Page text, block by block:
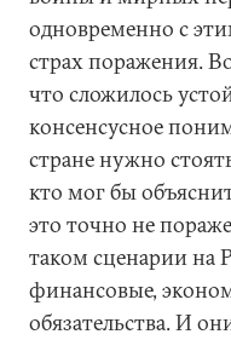
одновременно с
страх поражения.
что сложилось
консенсусное
стране нужно
кто мог бы
это точно не
таком сценарии на
финансовые,
обязательства. И